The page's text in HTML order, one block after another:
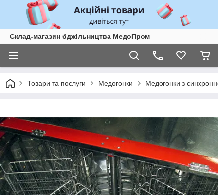
Склад-магазин бджільництва МедоПром
Товари та послуги Медогонки Медогонки з